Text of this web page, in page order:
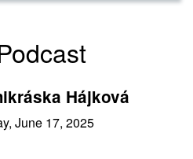
Hájková
June 17, 2025